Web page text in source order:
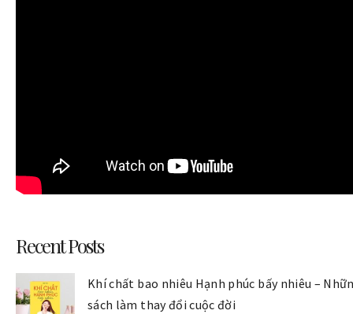
Recent Posts
Khí chất bao nhiêu Hạnh phúc bấy nhiêu –
sách làm thay đổi cuộc đời